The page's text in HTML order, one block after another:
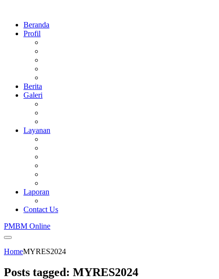
Beranda
Profil
Berita
Galeri
Layanan
Laporan
Contact Us
PMBM Online
HomeMYRES2024
Posts tagged: MYRES2024